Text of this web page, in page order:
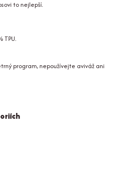
to nejlepší.
TPU.
program, nepoužívejte aviváž ani